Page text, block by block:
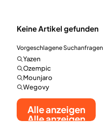
multidisciplinary
Keine Artikel gefunden
Vorgeschlagene Suchanfragen
Yazen
Ozempic
Mounjaro
Wegovy
Alle anzeigen
Alle anzeigen